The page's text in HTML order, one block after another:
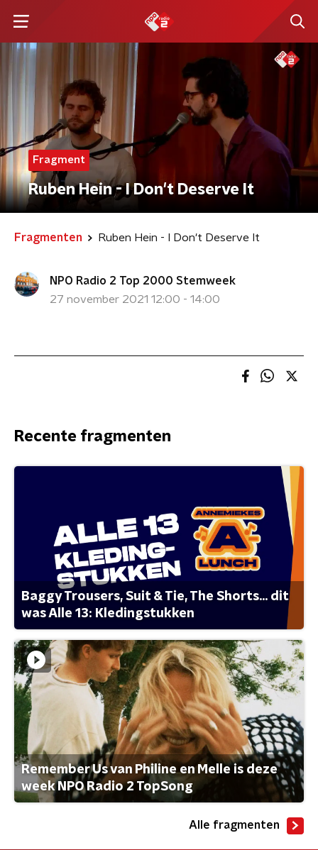
Fragment
Ruben Hein - I Don't Deserve It
Fragmenten Ruben Hein - I Don't Deserve It
NPO Radio 2 Top 2000 Stemweek
27 november 2021 12:00 - 14:00
Recente fragmenten
Baggy Trousers, Suit & Tie, The Shorts... dit
was Alle 13: Kledingstukken
Remember Us van Philine en Melle is deze
week NPO Radio 2 TopSong
Alle fragmenten